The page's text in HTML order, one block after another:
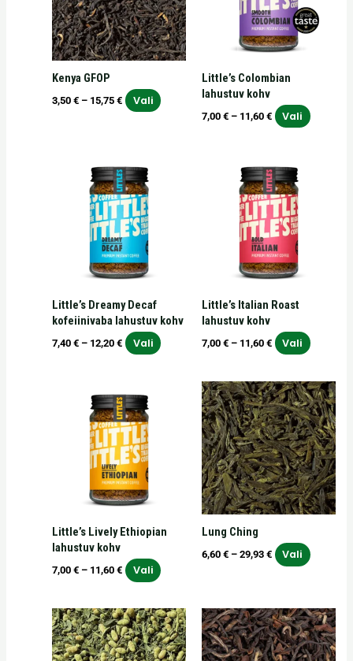
Kenya GFOP
3,50€ – 15,75€ Vali
varianti.
Valikuid
saab
teha
tootelehel.Little’s Colombian
lahustuv kohv
7,00 € – 11,60 € Vali
varianti.
Valikuid
Little’s Dreamy Decaf
kofeiinivaba lahustuv kohv
7,40€ – 12,20€
7,40 €
kuni
12,20 €
Vali
tootelehel.Little’s Italian Roast
lahustuv kohv
7,00 € – 11,60 €
7,00 €
kuni
11,60 €
Vali
Little’s Lively Ethiopian
lahustuv kohv
7,00€ – 11,60€
7,00 €
kuni
11,60 €
Vali
varianti.
Valikuid
tootelehel.Lung Ching
6,60 € – 29,93 €
Hinnavahemik:
6,60 €
kuni
29,93 €
Vali
Sellel
tootel
on
mitu
varianti.
Valikuid
saab
teha
Hinnavahemik:
6,40 €
kuni
28,80 €
Sellel
tootel
on
Hinnavahemik:
4,80 €
kuni
21,60 €
Sellel
tootel
on